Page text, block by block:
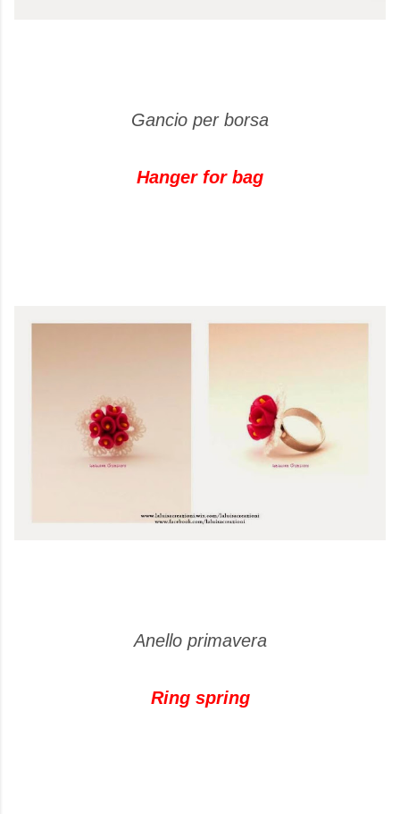
Gancio per borsa
Hanger for bag
Anello primavera
Ring spring